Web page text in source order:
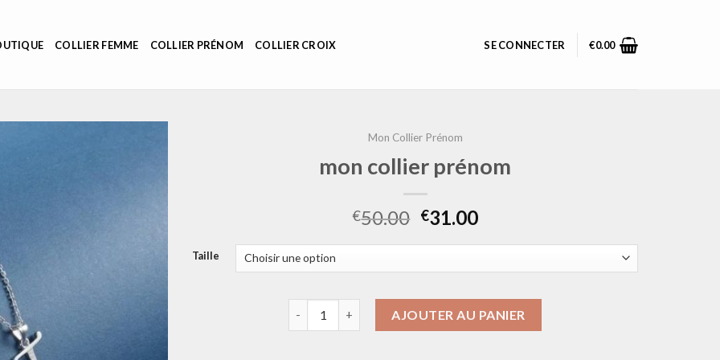
COLLIER FEMME COLLIER PRÉNOM COLLIER CROIX SE CONNECTER €0.00
Mon Collier Prénom
mon collier prénom
€50.00 €31.00
Taille
AJOUTER AU PANIER